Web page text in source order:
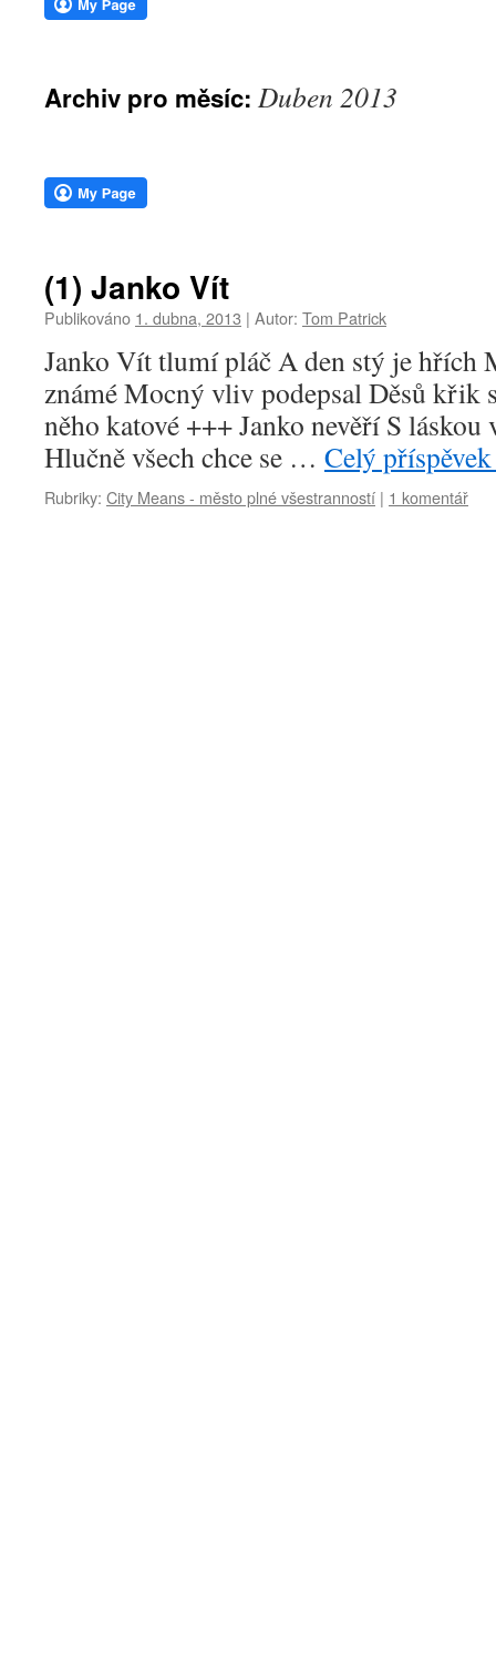
webu
Archiv pro měsíc: Duben 2013
(1) Janko Vít
Publikováno 1. dubna, 2013 | Autor: Tom Patrick
Janko Vít tlumí pláč A den stý je hřích
známé Mocný vliv podepsal Děsů křik
něho katové +++ Janko nevěří S
Hlučně všech chce se … Celý
Rubriky: City Means - město plné všestranností | 1 komentář